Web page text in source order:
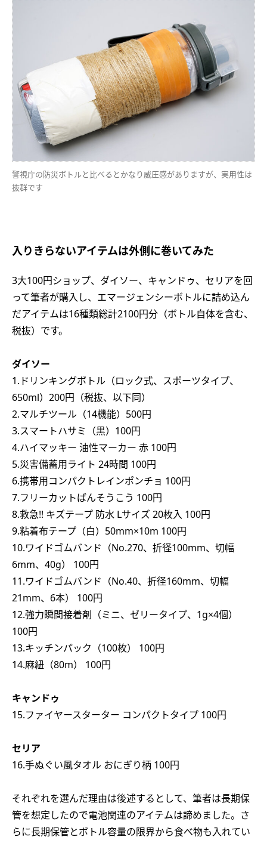
警視庁の防災ボトルと比べるとかなり威圧感がありますが、実用性は
抜群です
入りきらないアイテムは外側に巻いてみた
3大100円ショップ、ダイソー、キャンドゥ、セリアを回
って筆者が購入し、エマージェンシーボトルに詰め込ん
だアイテムは16種類総計2100円分（ボトル自体を含む、
税抜）です。
ダイソー
1.ドリンキングボトル（ロック式、スポーツタイプ、
650ml）200円（税抜、以下同）
2.マルチツール（14機能）500円
3.スマートハサミ（黒）100円
4.ハイマッキー 油性マーカー 赤 100円
5.災害備蓄用ライト 24時間 100円
6.携帯用コンパクトレインポンチョ 100円
7.フリーカットばんそうこう 100円
8.救急!! キズテープ 防水 Lサイズ 20枚入 100円
9.粘着布テープ（白）50mm×10m 100円
10.ワイドゴムバンド（No.270、折径100mm、切幅
6mm、40g） 100円
11.ワイドゴムバンド（No.40、折径160mm、切幅
21mm、6本） 100円
12.強力瞬間接着剤（ミニ、ゼリータイプ、1g×4個）
100円
13.キッチンパック（100枚） 100円
14.麻紐（80m） 100円
キャンドゥ
15.ファイヤースターター コンパクトタイプ 100円
セリア
16.手ぬぐい風タオル おにぎり柄 100円
それぞれを選んだ理由は後述するとして、筆者は長期保
管を想定したので電池関連のアイテムは諦めました。さ
らに長期保管とボトル容量の限界から食べ物も入れてい